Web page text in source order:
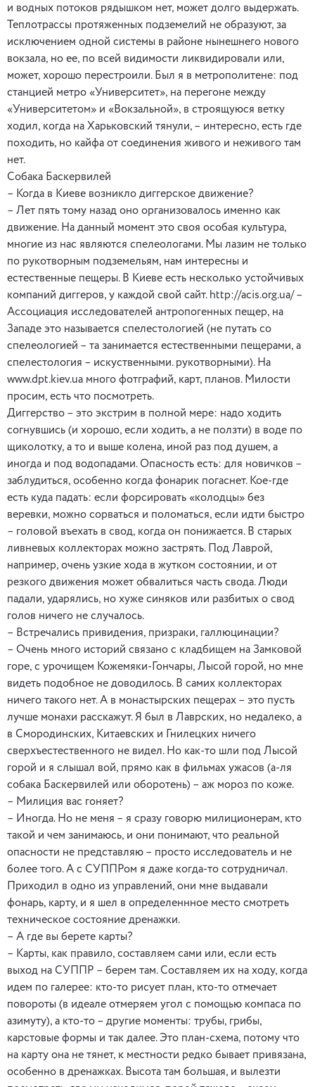
и водных потоков рядышком нет, может долго выдержать.
Теплотрассы протяженных подземелий не образуют, за
исключением одной системы в районе нынешнего нового
вокзала, но ее, по всей видимости ликвидировали или,
может, хорошо перестроили. Был я в метрополитене: под
станцией метро «Университет», на перегоне между
«Университетом» и «Вокзальной», в строящуюся ветку
ходил, когда на Харьковский тянули, – интересно, есть где
походить, но кайфа от соединения живого и неживого там
нет.
Собака Баскервилей
– Когда в Киеве возникло диггерское движение?
– Лет пять тому назад оно организовалось именно как
движение. На данный момент это своя особая культура,
многие из нас являются спелеологами. Мы лазим не только
по рукотворным подземельям, нам интересны и
естественные пещеры. В Киеве есть несколько устойчивых
компаний диггеров, у каждой свой сайт. http://acis.org.ua/ –
Ассоциация исследователей антропогенных пещер, на
Западе это называется спелестологией (не путать со
спелеологией – та занимается естественными пещерами, а
спелестология – искуственными. рукотворными). На
www.dpt.kiev.ua много фотграфий, карт, планов. Милости
просим, есть что посмотреть.
Диггерство – это экстрим в полной мере: надо ходить
согнувшись (и хорошо, если ходить, а не ползти) в воде по
щиколотку, а то и выше колена, иной раз под душем, а
иногда и под водопадами. Опасность есть: для новичков –
заблудиться, особенно когда фонарик погаснет. Кое-где
есть куда падать: если форсировать «колодцы» без
веревки, можно сорваться и поломаться, если идти быстро
– головой въехать в свод, когда он понижается. В старых
ливневых коллекторах можно застрять. Под Лаврой,
например, очень узкие хода в жутком состоянии, и от
резкого движения может обвалиться часть свода. Люди
падали, ударялись, но хуже синяков или разбитых о свод
голов ничего не случалось.
– Встречались привидения, призраки, галлюцинации?
– Очень много историй связано с кладбищем на Замковой
горе, с урочищем Кожемяки-Гончары, Лысой горой, но мне
видеть подобное не доводилось. В самих коллекторах
ничего такого нет. А в монастырских пещерах – это пусть
лучше монахи расскажут. Я был в Лаврских, но недалеко, а
в Смородинских, Китаевских и Гнилецких ничего
сверхъестественного не видел. Но как-то шли под Лысой
горой и я слышал вой, прямо как в фильмах ужасов (а-ля
собака Баскервилей или оборотень) – аж мороз по коже.
– Милиция вас гоняет?
– Иногда. Но не меня – я сразу говорю милиционерам, кто
такой и чем занимаюсь, и они понимают, что реальной
опасности не представляю – просто исследователь и не
более того. А с СУППРом я даже когда-то сотрудничал.
Приходил в одно из управлений, они мне выдавали
фонарь, карту, и я шел в определеннное место смотреть
техническое состояние дренажки.
– А где вы берете карты?
– Карты, как правило, составляем сами или, если есть
выход на СУППР – берем там. Составляем их на ходу, когда
идем по галерее: кто-то рисует план, кто-то отмечает
повороты (в идеале отмеряем угол с помощью компаса по
азимуту), а кто-то – другие моменты: трубы, грибы,
карстовые формы и так далее. Это план-схема, потому что
на карту она не тянет, к местности редко бывает привязана,
особенно в дренажках. Высота там большая, и вылезти